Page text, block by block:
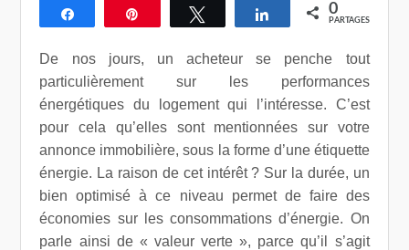
Partagez Épingle Tweetez Partagez0
PARTAGES
De nos jours, un acheteur se penche tout
particulièrement sur les performances
énergétiques du logement qui l’intéresse. C’est
pour cela qu’elles sont mentionnées sur votre
annonce immobilière, sous la forme d’une étiquette
énergie. La raison de cet intérêt ? Sur la durée, un
bien optimisé à ce niveau permet de faire des
économies sur les consommations d’énergie. On
parle ainsi de « valeur verte », parce qu’il s’agit